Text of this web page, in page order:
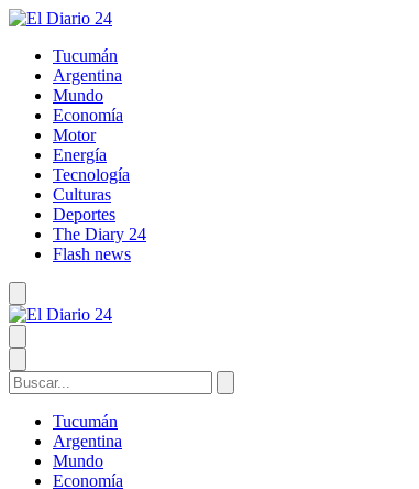
Tucumán
Argentina
Mundo
Economía
Motor
Energía
Tecnología
Culturas
Deportes
The Diary 24
Flash news
Tucumán
Argentina
Mundo
Economía